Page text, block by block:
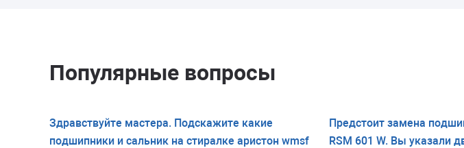
Популярные вопросы
Здравствуйте мастера. Подскажите какие
подшипники и сальник на стиралке аристон wmsf
Предстоит замена
RSM 601 W. Вы указали